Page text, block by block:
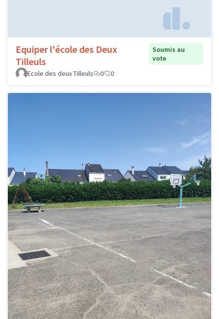
Equiper l'école des Deux
Tilleuls
Soumis au
vote
Ecole des deux Tilleuls
0 0